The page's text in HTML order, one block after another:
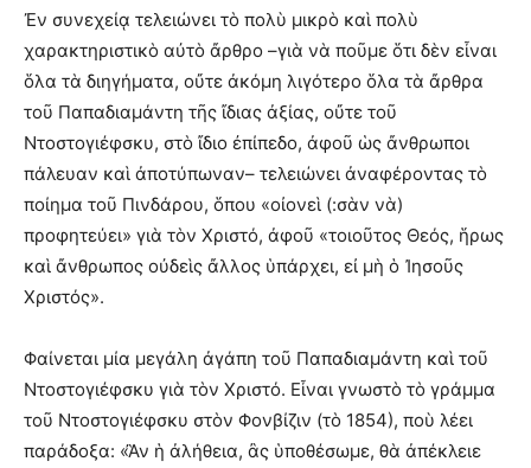
Ἐν συνεχείᾳ τελειώνει τὸ πολὺ μικρὸ καὶ πολὺ
χαρακτηριστικὸ αὐτὸ ἄρθρο –γιὰ νὰ ποῦμε ὅτι δὲν εἶναι
ὅλα τὰ διηγήματα, οὔτε ἀκόμη λιγότερο ὅλα τὰ ἄρθρα
τοῦ Παπαδιαμάντη τῆς ἴδιας ἀξίας, οὔτε τοῦ
Ντοστογιέφσκυ, στὸ ἴδιο ἐπίπεδο, ἀφοῦ ὡς ἄνθρωποι
πάλευαν καὶ ἀποτύπωναν– τελειώνει ἀναφέροντας τὸ
ποίημα τοῦ Πινδάρου, ὅπου «οἰονεὶ (:σὰν νὰ)
προφητεύει» γιὰ τὸν Χριστό, ἀφοῦ «τοιοῦτος Θεός, ἥρως
καὶ ἄνθρωπος οὐδεὶς ἄλλος ὑπάρχει, εἰ μὴ ὁ Ἰησοῦς
Χριστός».
Φαίνεται μία μεγάλη ἀγάπη τοῦ Παπαδιαμάντη καὶ τοῦ
Ντοστογιέφσκυ γιὰ τὸν Χριστό. Εἶναι γνωστὸ τὸ γράμμα
τοῦ Ντοστογιέφσκυ στὸν Φονβίζιν (τὸ 1854), ποὺ λέει
παράδοξα: «Ἂν ἡ ἀλήθεια, ἂς ὑποθέσωμε, θὰ ἀπέκλειε